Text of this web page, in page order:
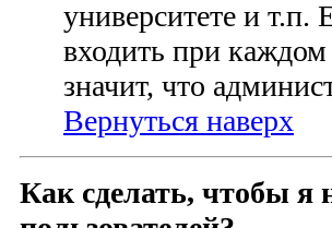
университете и т.п.
входить при каждом
значит, что
Вернуться наверх
Как сделать, чтобы я